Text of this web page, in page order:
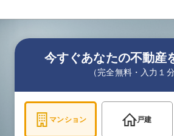
今すぐあなたの不動産
（完全無料・入力１分
マンション 戸建